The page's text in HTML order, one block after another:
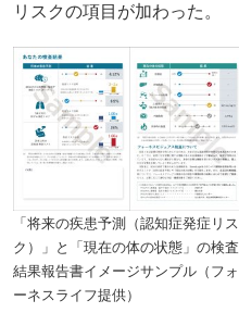
リスクの項目が加わった。
「将来の疾患予測（認知症発症リス
ク）」と「現在の体の状態」の検査
結果報告書イメージサンプル（フォ
ーネスライフ提供）